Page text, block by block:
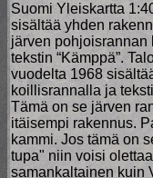
Suomi Yleiskartta
sisältää yhden
järven
tekstin “Kämppä”.
vuodelta 1968
koillisrannalla ja
Tämä on se järven
itäisempi rakennus.
kammi. Jos tämä on
tupa" niin voisi
samankaltainen kuin